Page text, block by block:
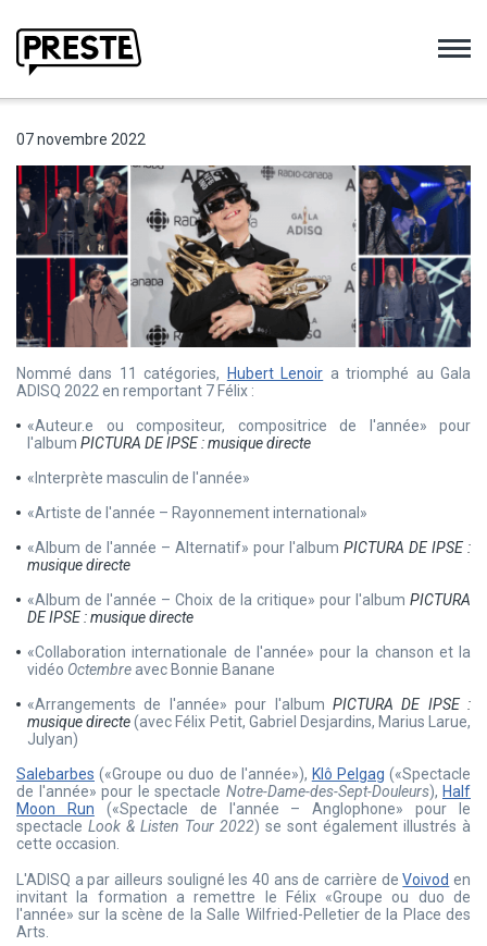
07 novembre 2022
Nommé dans 11 catégories, Hubert Lenoir a triomphé au Gala
ADISQ 2022 en remportant 7 Félix :
«Auteur.e ou compositeur, compositrice de l'année» pour
l'album PICTURA DE IPSE : musiquedirecte
«Interprète masculin de l'année»
«Artiste de l'année – Rayonnement international»
«Album de l'année – Alternatif» pour l'album PICTURA DE IPSE :
musiquedirecte
«Album de l'année – Choix de la critique» pour l'album PICTURA
DE IPSE : musiquedirecte
«Collaboration internationale de l'année» pour la chanson et la
vidéo Octembre avec Bonnie Banane
«Arrangements de l'année» pour l'album PICTURA DE IPSE :
musiquedirecte(avec Félix Petit, Gabriel Desjardins, Marius Larue,
Julyan)
Salebarbes («Groupe ou duo de l'année»), Klô Pelgag («Spectacle
de l'année» pour le spectacle Notre-Dame-des-Sept-Douleurs), Half
Moon Run («Spectacle de l'année – Anglophone» pour le
spectacle Look & Listen Tour 2022) se sont également illustrés à
cette occasion.
L'ADISQ a par ailleurs souligné les 40 ans de carrière deVoivod en
invitant la formation a remettre le Félix «Groupe ou duo de
l'année» sur la scène de la Salle Wilfried-Pelletier de la Place des
Arts.